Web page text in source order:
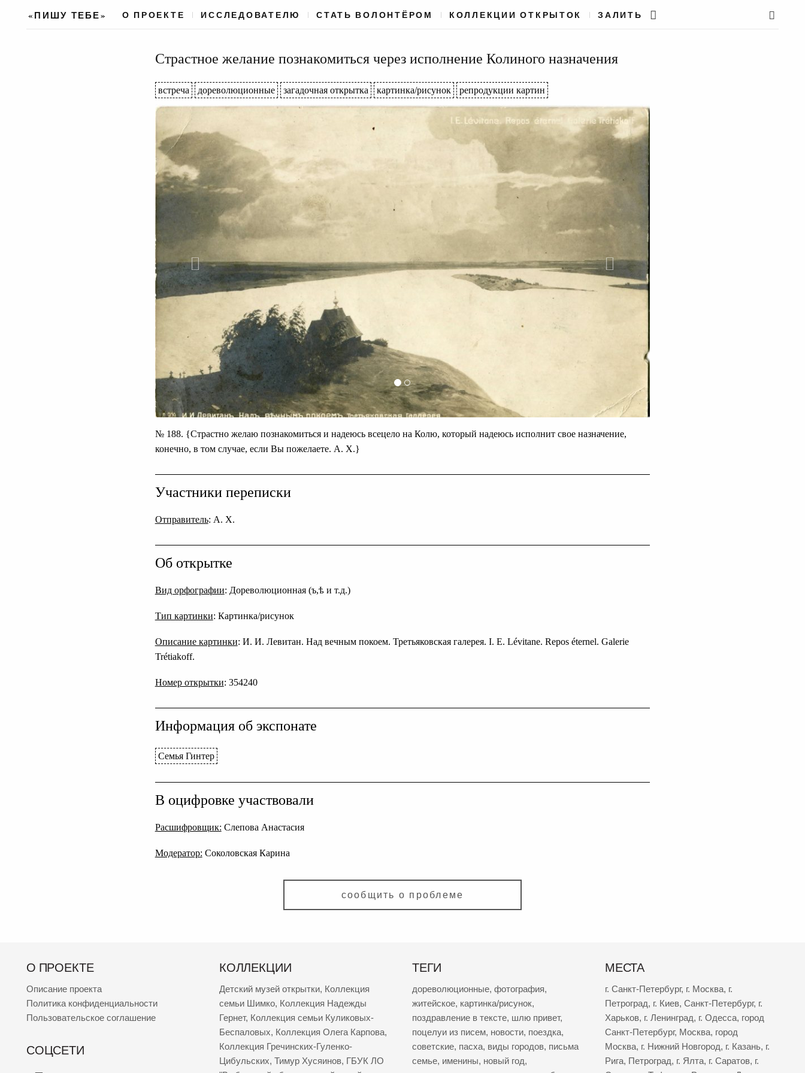
«ПИШУ ТЕБЕ» О ПРОЕКТЕ ИССЛЕДОВАТЕЛЮ СТАТЬ ВОЛОНТЁРОМ КОЛЛЕКЦИИ ОТКРЫТОК ЗАЛИТЬ
Страстное желание познакомиться через исполнение Колиного назначения
встреча дореволюционные загадочная открытка картинка/рисунок репродукции картин
№ 188. {Страстно желаю познакомиться и надеюсь всецело на Колю, который надеюсь исполнит свое назначение,
конечно, в том случае, если Вы пожелаете. А. Х.}
Участники переписки
Отправитель: А. Х.
Об открытке
Вид орфографии: Дореволюционная (ъ,ѣ и т.д.)
Тип картинки: Картинка/рисунок
Описание картинки: И. И. Левитан. Над вечным покоем. Третьяковская галерея. I. E. Lévitane. Repos éternel. Galerie
Trétiakoff.
Номер открытки: 354240
Информация об экспонате
Семья Гинтер
В оцифровке участвовали
Расшифровщик: Слепова Анастасия
Модератор: Соколовская Карина
сообщить о проблеме
О ПРОЕКТЕ
Описание проекта
Политика конфиденциальности
Пользовательское соглашение
СОЦСЕТИ
КОЛЛЕКЦИИ
Детский музей открытки, Коллекция
семьи Шимко, Коллекция Надежды
Гернет, Коллекция семьи Куликовых-
Беспаловых, Коллекция Олега Карпова,
Коллекция Гречинских-Гуленко-
Цибульских, Тимур Хусяинов, ГБУК ЛО
ТЕГИ
дореволюционные, фотография,
житейское, картинка/рисунок,
поздравление в тексте, шлю привет,
поцелуи из писем, новости, поездка,
советские, пасха, виды городов, письма
семье, именины, новый год,
МЕСТА
г. Санкт-Петербург, г. Москва, г.
Петроград, г. Киев, Санкт-Петербург, г.
Харьков, г. Ленинград, г. Одесса, город
Санкт-Петербург, Москва, город
Москва, г. Нижний Новгород, г. Казань, г.
Рига, Петроград, г. Ялта, г. Саратов, г.